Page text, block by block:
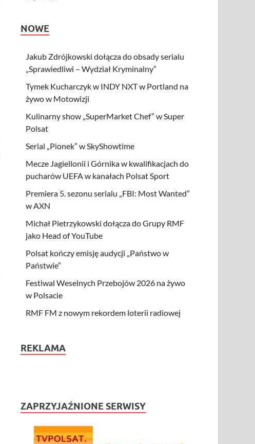
NOWE
Jakub Zdrójkowski dołącza do obsady serialu
„Sprawiedliwi – Wydział Kryminalny”
Tymek Kucharczyk w INDY NXT w Portland na
żywo w Motowizji
Kulinarny show „SuperMarket Chef” w Super
Polsat
Serial „Pionek” w SkyShowtime
Mecze Jagiellonii i Górnika w kwalifikacjach do
pucharów UEFA w kanałach Polsat Sport
Premiera 5. sezonu serialu „FBI: Most Wanted”
w AXN
Michał Pietrzykowski dołącza do Grupy RMF
jako Head of YouTube
Polsat kończy emisję audycji „Państwo w
Państwie”
Festiwal Weselnych Przebojów 2026 na żywo
w Polsacie
RMF FM z nowym rekordem loterii radiowej
REKLAMA
ZAPRZYJAŹNIONE SERWISY